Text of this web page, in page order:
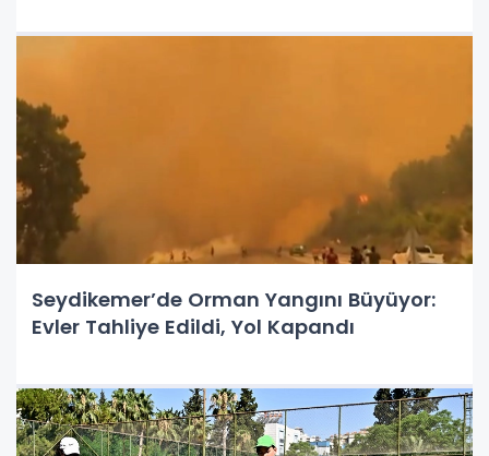
Seydikemer’de Orman Yangını Büyüyor:
Evler Tahliye Edildi, Yol Kapandı